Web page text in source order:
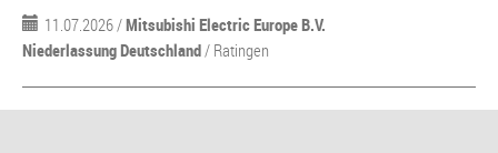
11.07.2026 /Mitsubishi Electric Europe B.V.
Niederlassung Deutschland/ Ratingen